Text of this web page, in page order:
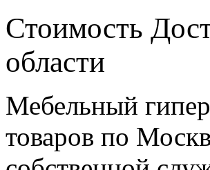
Стоимость
области
Мебельный
товаров по